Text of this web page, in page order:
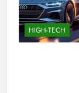
HIGH-TECH